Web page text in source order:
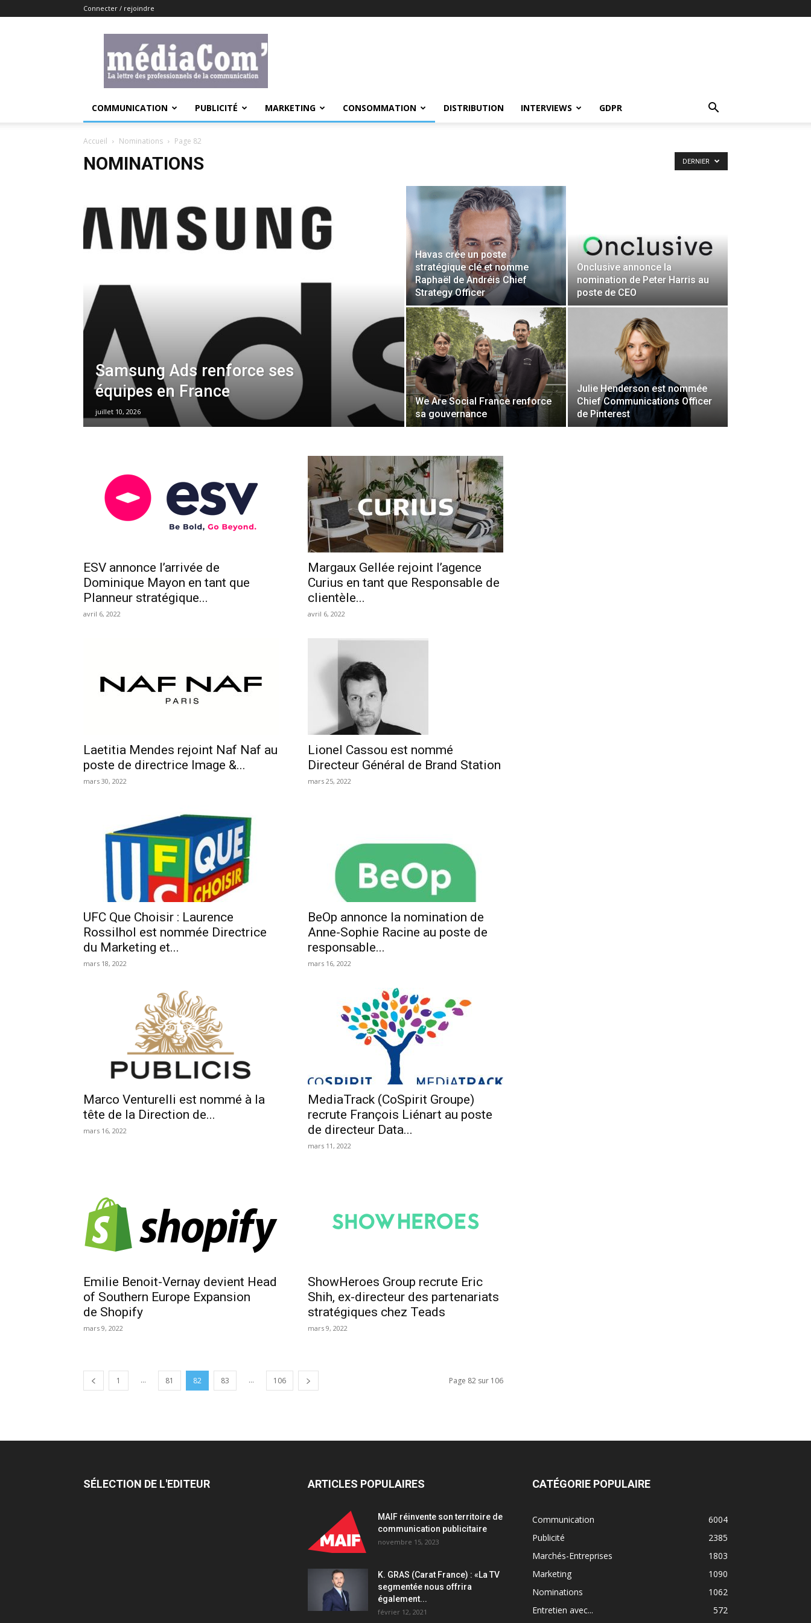
Connecter / rejoindre
COMMUNICATION PUBLICITÉ MARKETING CONSOMMATION DISTRIBUTION INTERVIEWS GDPR
Accueil Nominations Page 82
NOMINATIONS DERNIER
Samsung Ads renforce ses
équipes en France
juillet 10, 2026
Havas crée un poste
stratégique clé et nomme
Raphaël de Andréis Chief
Strategy Officer
Onclusive annonce la
nomination de Peter Harris au
poste de CEO
We Are Social France renforce
sa gouvernance
Julie Henderson est nommée
Chief Communications Officer
de Pinterest
ESV annonce l’arrivée de
Dominique Mayon en tant que
Planneur stratégique...
avril 6, 2022
Margaux Gellée rejoint l’agence
Curius en tant que Responsable de
clientèle...
avril 6, 2022
Laetitia Mendes rejoint Naf Naf au
poste de directrice Image &...
mars 30, 2022
Lionel Cassou est nommé
Directeur Général de Brand Station
mars 25, 2022
UFC Que Choisir : Laurence
Rossilhol est nommée Directrice
du Marketing et...
mars 18, 2022
BeOp annonce la nomination de
Anne-Sophie Racine au poste de
responsable...
mars 16, 2022
Marco Venturelli est nommé à la
tête de la Direction de...
mars 16, 2022
MediaTrack (CoSpirit Groupe)
recrute François Liénart au poste
de directeur Data...
mars 11, 2022
Emilie Benoit-Vernay devient Head
of Southern Europe Expansion
de Shopify
mars 9, 2022
ShowHeroes Group recrute Eric
Shih, ex-directeur des partenariats
stratégiques chez Teads
mars 9, 2022
1 ... 81 82 83 ... 106 Page 82 sur 106
SÉLECTION DE L'EDITEUR ARTICLES POPULAIRES
MAIF réinvente son territoire de
communication publicitaire
novembre 15, 2023
K. GRAS (Carat France) : «La TV
segmentée nous offrira
également...
février 12, 2021
CATÉGORIE POPULAIRE
Communication
6004
Publicité
2385
Marchés-Entreprises
1803
Marketing
1090
Nominations
1062
Entretien avec...
572